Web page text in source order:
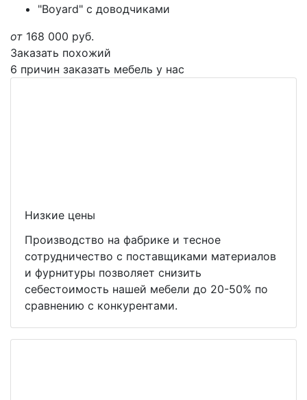
"Boyard" с доводчиками
от 168 000 руб.
Заказать похожий
6 причин заказать мебель у нас
Низкие цены
Производство на фабрике и тесное
сотрудничество с поставщиками материалов
и фурнитуры позволяет снизить
себестоимость нашей мебели до 20-50% по
сравнению с конкурентами.